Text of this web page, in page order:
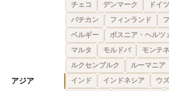
チェコ
デンマーク ドイツ
バチカン
フィンランド
ベルギー
ボスニア・ヘルツ
マルタ
モルドバ モンテ
ルクセンブルク
ルーマニア
アジア インド インドネシア ウ